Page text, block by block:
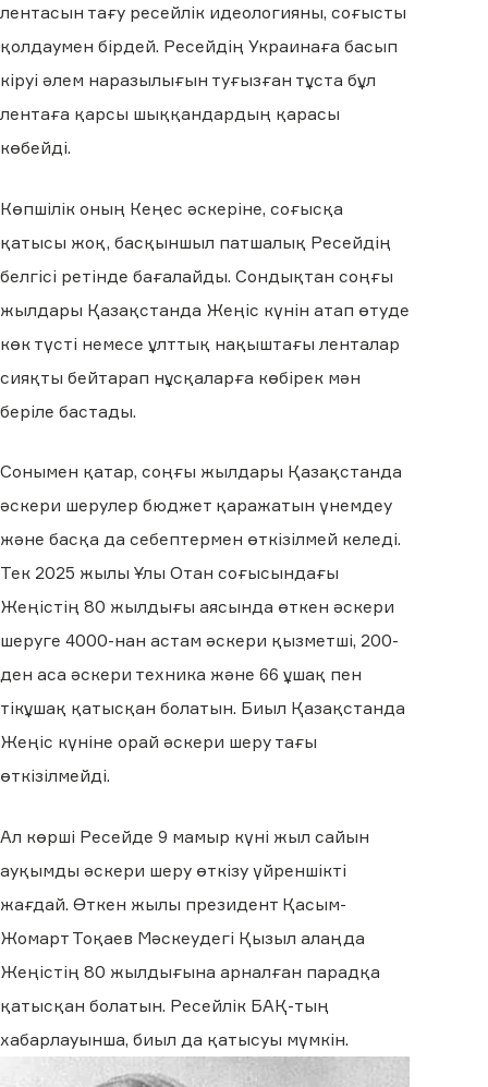
лентасын тағу ресейлік идеологияны, соғысты
қолдаумен бірдей. Ресейдің Украинаға басып
кіруі әлем наразылығын туғызған тұста бұл
лентаға қарсы шыққандардың қарасы
көбейді.
Көпшілік оның Кеңес әскеріне, соғысқа
қатысы жоқ, басқыншыл патшалық Ресейдің
белгісі ретінде бағалайды. Сондықтан соңғы
жылдары Қазақстанда Жеңіс күнін атап өтуде
көк түсті немесе ұлттық нақыштағы ленталар
сияқты бейтарап нұсқаларға көбірек мән
беріле бастады.
Сонымен қатар, соңғы жылдары Қазақстанда
әскери шерулер бюджет қаражатын үнемдеу
және басқа да себептермен өткізілмей келеді.
Тек 2025 жылы Ұлы Отан соғысындағы
Жеңістің 80 жылдығы аясында өткен әскери
шеруге 4000-нан астам әскери қызметші, 200-
ден аса әскери техника және 66 ұшақ пен
тікұшақ қатысқан болатын. Биыл Қазақстанда
Жеңіс күніне орай әскери шеру тағы
өткізілмейді.
Ал көрші Ресейде 9 мамыр күні жыл сайын
ауқымды әскери шеру өткізу үйреншікті
жағдай. Өткен жылы президент Қасым-
Жомарт Тоқаев Мәскеудегі Қызыл алаңда
Жеңістің 80 жылдығына арналған парадқа
қатысқан болатын. Ресейлік БАҚ-тың
хабарлауынша, биыл да қатысуы мүмкін.